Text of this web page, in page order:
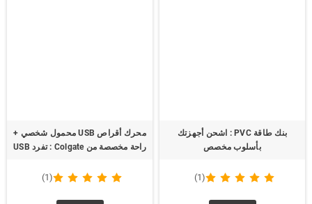
بنك طاقة PVC : اشحن أجهزتك
بأسلوب مخصص
(1)
محرك أقراص USB محمول شخصي +
راحة مخصصة من Colgate : تفرد USB
(1)